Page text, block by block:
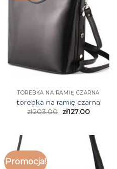
TOREBKA NA RAMIĘ CZARNA
torebka na ramię czarna
zł203.00 zł127.00
Promocja!